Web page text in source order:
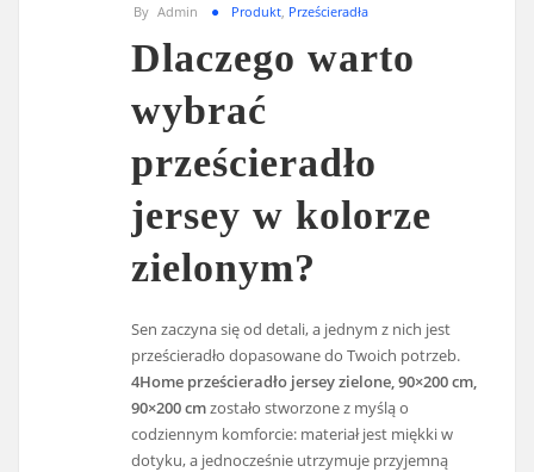
By Admin Produkt Prześcieradła
Dlaczego warto
wybrać
prześcieradło
jersey w kolorze
zielonym?
Sen zaczyna się od detali, a jednym z nich jest
prześcieradło dopasowane do Twoich potrzeb.
4Home prześcieradło jersey zielone, 90×200 cm,
90×200 cmzostało stworzone z myślą o
codziennym komforcie: materiał jest miękki w
dotyku, a jednocześnie utrzymuje przyjemną